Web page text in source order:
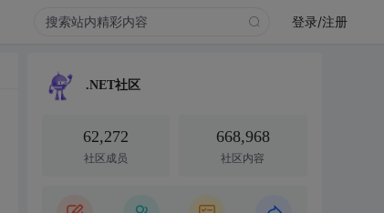
登录/注册
.NET社区
62,272
社区成员
668,968
社区内容